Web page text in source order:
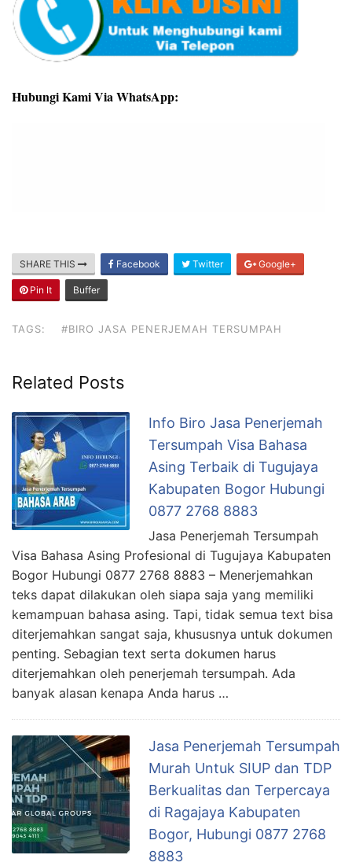
Hubungi Kami Via WhatsApp:
SHARE THIS Facebook Twitter Google+
Pin It Buffer
TAGS: #BIRO JASA PENERJEMAH TERSUMPAH
Related Posts
Info Biro Jasa Penerjemah
Tersumpah Visa Bahasa
Asing Terbaik di Tugujaya
Kabupaten Bogor Hubungi
0877 2768 8883
Jasa Penerjemah Tersumpah
Visa Bahasa Asing Profesional di Tugujaya Kabupaten
Bogor Hubungi 0877 2768 8883 – Menerjemahkan
teks dapat dilakukan oleh siapa saja yang memiliki
kemampuan bahasa asing. Tapi, tidak semua text bisa
diterjemahkan sangat saja, khususnya untuk dokumen
penting. Sebagian text serta dokumen harus
diterjemahkan oleh penerjemah tersumpah. Ada
banyak alasan kenapa Anda harus …
Jasa Penerjemah Tersumpah
Murah Untuk SIUP dan TDP
Berkualitas dan Terpercaya
di Ragajaya Kabupaten
Bogor, Hubungi 0877 2768
8883